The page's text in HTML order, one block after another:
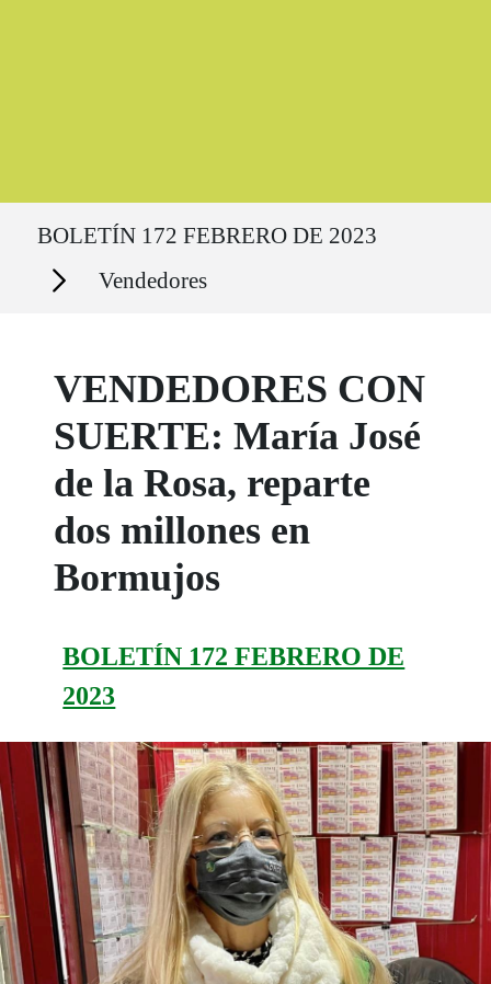
BOLETÍN 172 FEBRERO DE 2023
Secciones Vendedores
VENDEDORES CON
SUERTE: María José
de la Rosa, reparte
dos millones en
Bormujos
BOLETÍN 172 FEBRERO DE
2023